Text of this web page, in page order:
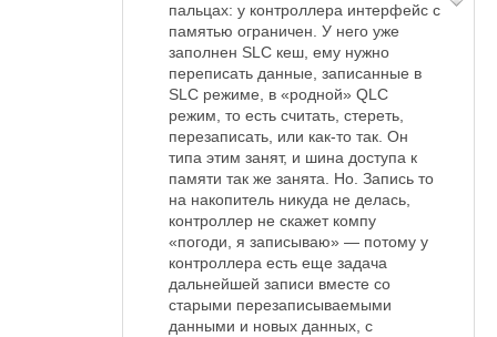
пальцах: у контроллера интерфейс с
памятью ограничен. У него уже
заполнен SLC кеш, ему нужно
переписать данные, записанные в
SLC режиме, в «родной» QLC
режим, то есть считать, стереть,
перезаписать, или как-то так. Он
типа этим занят, и шина доступа к
памяти так же занята. Но. Запись то
на накопитель никуда не делась,
контроллер не скажет компу
«погоди, я записываю» — потому у
контроллера есть еще задача
дальнейшей записи вместе со
старыми перезаписываемыми
данными и новых данных, с